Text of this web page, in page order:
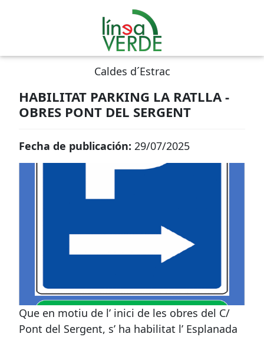
Caldes d´Estrac
HABILITAT PARKING LA RATLLA -
OBRES PONT DEL SERGENT
Fecha de publicación: 29/07/2025
HABILITAT TARJA RESIDENTS.
Que en motiu de l’ inici de les obres del C/
Pont del Sergent, s’ ha habilitat l’ Esplanada